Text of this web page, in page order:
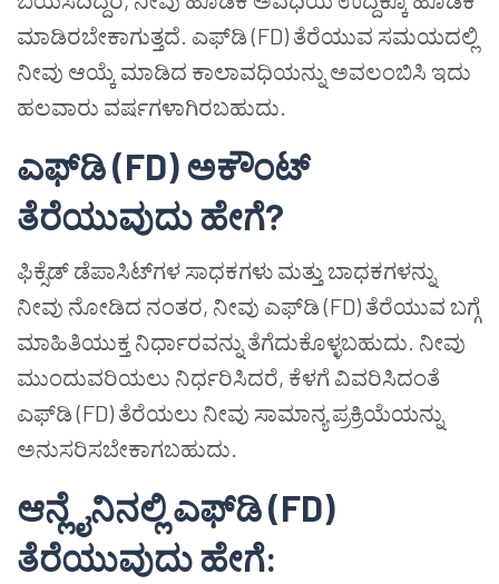
ಮಾಡಿರಬೇಕಾಗುತ್ತದೆ. ಎಫ್‌ಡಿ (FD) ತೆರೆಯುವ ಸಮಯದಲ್ಲಿ
ನೀವು ಆಯ್ಕೆ ಮಾಡಿದ ಕಾಲಾವಧಿಯನ್ನು ಅವಲಂಬಿಸಿ ಇದು
ಹಲವಾರು ವರ್ಷಗಳಾಗಿರಬಹುದು.
ಎಫ್‌ಡಿ (FD) ಅಕೌಂಟ್
ತೆರೆಯುವುದು ಹೇಗೆ?
ಫಿಕ್ಸೆಡ್ ಡೆಪಾಸಿಟ್‌ಗಳ ಸಾಧಕಗಳು ಮತ್ತು ಬಾಧಕಗಳನ್ನು
ನೀವು ನೋಡಿದ ನಂತರ, ನೀವು ಎಫ್‌ಡಿ (FD) ತೆರೆಯುವ ಬಗ್ಗೆ
ಮಾಹಿತಿಯುಕ್ತ ನಿರ್ಧಾರವನ್ನು ತೆಗೆದುಕೊಳ್ಳಬಹುದು. ನೀವು
ಮುಂದುವರಿಯಲು ನಿರ್ಧರಿಸಿದರೆ, ಕೆಳಗೆ ವಿವರಿಸಿದಂತೆ
ಎಫ್‌ಡಿ (FD) ತೆರೆಯಲು ನೀವು ಸಾಮಾನ್ಯ ಪ್ರಕ್ರಿಯೆಯನ್ನು
ಅನುಸರಿಸಬೇಕಾಗಬಹುದು.
ಆನ್ಲೈನಿನಲ್ಲಿ ಎಫ್‌ಡಿ (FD)
ತೆರೆಯುವುದು ಹೇಗೆ: